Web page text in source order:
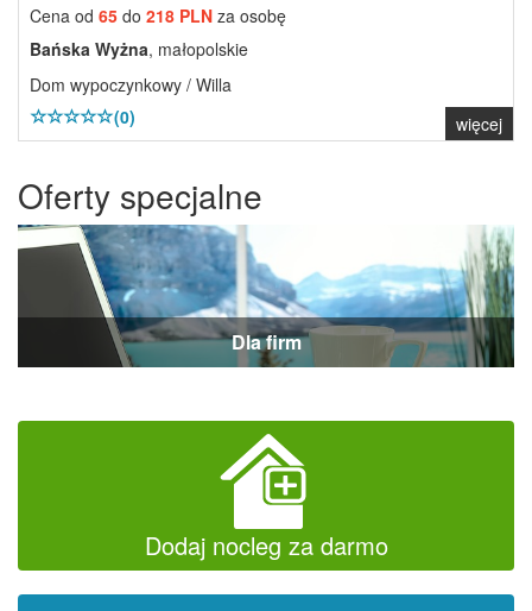
Cena od 65 do 218 PLN za osobę
Bańska Wyżna, małopolskie
Dom wypoczynkowy / Willa
(0)
więcej
Oferty specjalne
Dla firm
Dodaj nocleg za darmo